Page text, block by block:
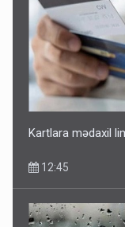
Kartlara mədaxil
12:45